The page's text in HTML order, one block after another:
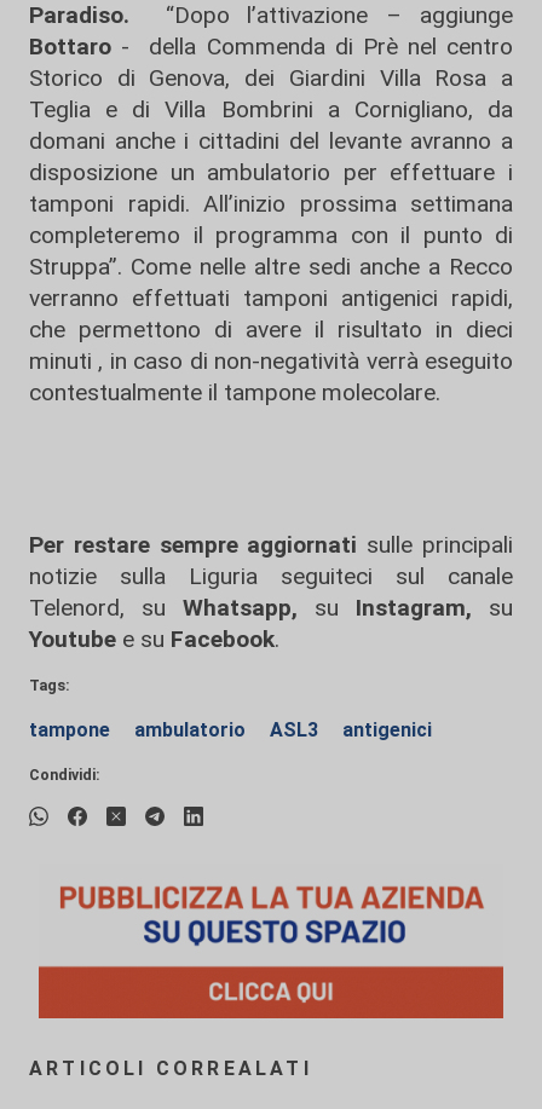
Paradiso.
“Dopo l’attivazione – aggiunge
Bottaro - della Commenda di Prè nel centro
Storico di Genova, dei Giardini Villa Rosa a
Teglia e di Villa Bombrini a Cornigliano, da
domani anche i cittadini del levante avranno a
disposizione un ambulatorio per effettuare i
tamponi rapidi. All’inizio prossima settimana
completeremo il programma con il punto di
Struppa”. Come nelle altre sedi anche a Recco
verranno effettuati tamponi antigenici rapidi,
che permettono di avere il risultato in dieci
minuti , in caso di non-negatività verrà eseguito
contestualmente il tampone molecolare.
Per restare sempre aggiornati sulle principali
notizie sulla Liguria seguiteci sul canale
Telenord, su
Whatsapp, su Instagram, su
Youtube e su Facebook.
Tags:
tampone ambulatorio ASL3 antigenici
Condividi:
ARTICOLI CORREALATI